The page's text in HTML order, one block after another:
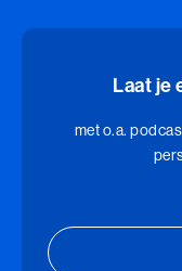
Young Executives
Laat je
met o.a.